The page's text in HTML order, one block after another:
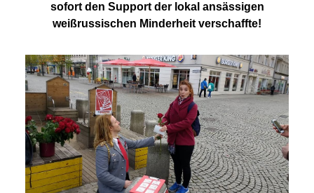
sofort den Support der lokal ansässigen
weißrussischen Minderheit verschaffte!